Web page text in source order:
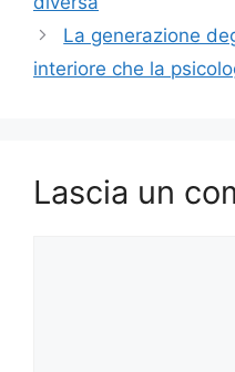
La generazione
interiore che la
Lascia un